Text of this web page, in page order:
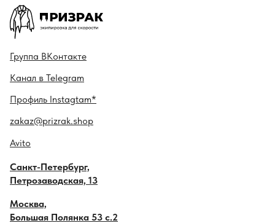
Канал в Telegram
Профиль Instagtam*
Гру ппа ВКонтакте
zakaz@prizrak.shop
Москва,
Большая Полянка 53 с.2
Санкт-Петербург,
Петрозаводская, 13
Avito